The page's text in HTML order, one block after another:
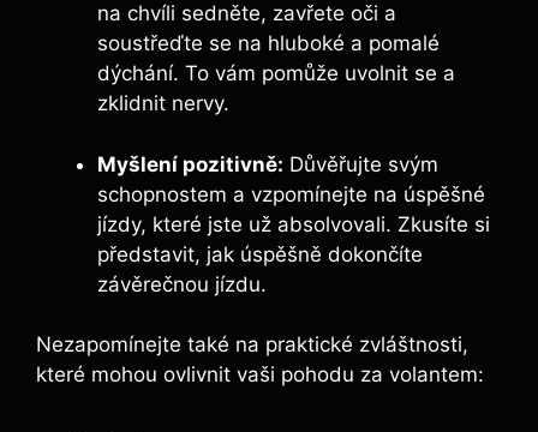
na chvíli sedněte, zavřete oči a
soustřeďte se na hluboké a pomalé
dýchání. To vám pomůže uvolnit se a
zklidnit nervy.
Myšlení pozitivně: Důvěřujte svým
schopnostem a vzpomínejte na úspěšné
jízdy, které jste už absolvovali. Zkusíte si
představit, jak úspěšně dokončíte
závěrečnou jízdu.
Nezapomínejte také na praktické zvláštnosti,
které mohou ovlivnit vaši pohodu za volantem: